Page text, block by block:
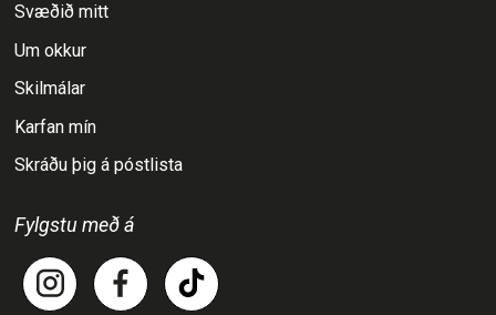
Svæðið mitt
Um okkur
Skilmálar
Karfan mín
Skráðu þig á póstlista
Fylgstu með á